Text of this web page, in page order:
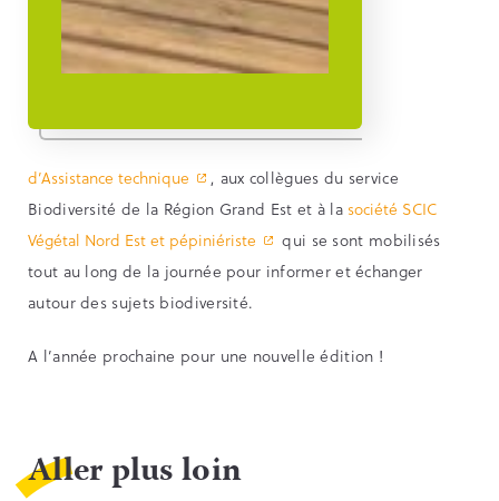
d’Assistance technique
, aux collègues du service
Biodiversité de la Région Grand Est et à la société SCIC
Végétal Nord Est et pépiniériste
qui se sont mobilisés
tout au long de la journée pour informer et échanger
autour des sujets biodiversité.
A l’année prochaine pour une nouvelle édition !
Aller plus loin